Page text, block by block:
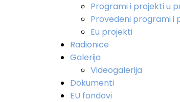
Programi i projekti u
Provedeni programi i
Eu projekti
Radionice
Galerija
Videogalerija
Dokumenti
EU fondovi